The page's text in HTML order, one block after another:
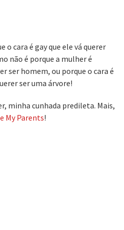
do sucesso
à tristeza”
o cara é gay que ele vá querer
não é porque a mulher é
ser homem, ou porque o cara é
ser uma árvore!
minha cunhada predileta. Mais,
My Parents!